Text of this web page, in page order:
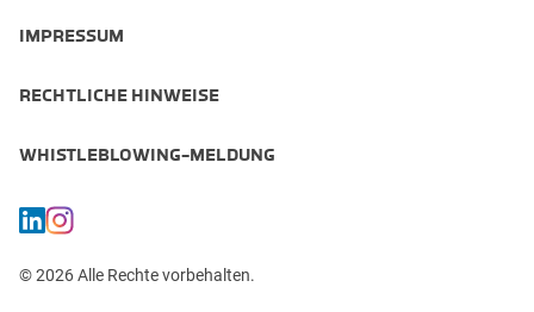
IMPRESSUM
RECHTLICHE HINWEISE
WHISTLEBLOWING-MELDUNG
© 2026 Alle Rechte vorbehalten.